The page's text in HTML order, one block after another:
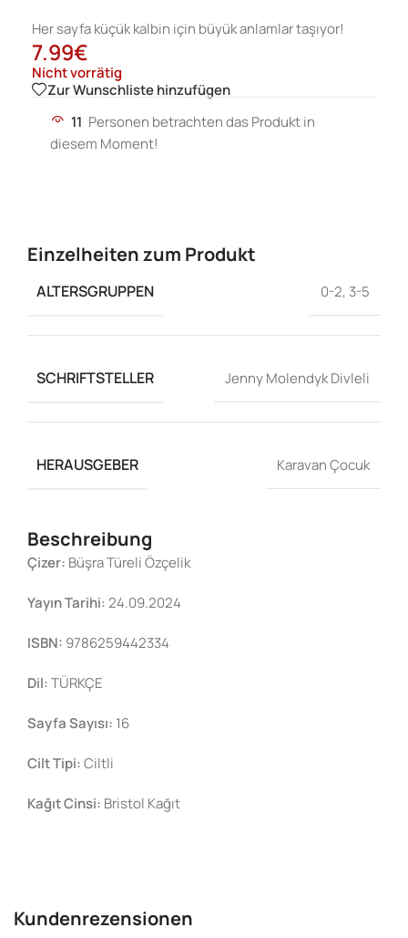
Her sayfa küçük kalbin için büyük anlamlar taşıyor!
7.99€
Nicht vorrätig
Zur Wunschliste hinzufügen
11 Personen betrachten das Produkt in
diesem Moment!
Einzelheiten zum Produkt
ALTERSGRUPPEN 0-2, 3-5
SCHRIFTSTELLER Jenny Molendyk Divleli
HERAUSGEBER Karavan Çocuk
Beschreibung
Çizer: Büşra Türeli Özçelik
Yayın Tarihi:24.09.2024
ISBN: 9786259442334
Dil:TÜRKÇE
Sayfa Sayısı: 16
Cilt Tipi:Ciltli
Kağıt Cinsi: Bristol Kağıt
Kundenrezensionen